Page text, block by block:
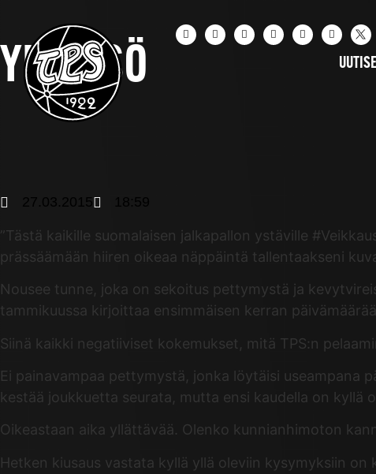
YHTEISÖ
27.03.2015
”Tästä kaikille suomalaisen jalkapallon ystäville
prässäämään hiiren oikeaa näppäintä tallentaakseni
Nousee tunne, joka on sekoitus pettymystä ja
tammikuussa kirjoittaa ensimmäisen kerran
Siinä kaikki negatiiviset kokemukset, mitä TPS:n
Ei painavampaa pettymystä, jonka löytäisi useampana
kestää joukkuetta seurata, mutta ensi kaudella on kyllä
Oikeastaan aika yllättävää. Olenko kunnianhimoton
Hetken kiusaus vastata kyllä yllä oleviin kysymyksiin